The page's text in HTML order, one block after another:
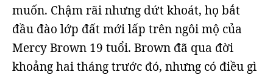
muốn. Chậm rãi nhưng dứt khoát, họ bắt
đầu đào lớp đất mới lấp trên ngôi mộ của
Mercy Brown 19 tuổi. Brown đã qua đời
khoảng hai tháng trước đó, nhưng có điều gì